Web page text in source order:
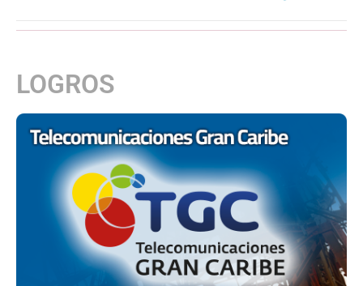
LOGROS